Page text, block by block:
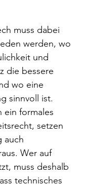
muss dabei
werden, wo
und
die bessere
wo eine
sinnvoll ist.
ein formales
setzen
auch
Wer auf
muss deshalb
technisches